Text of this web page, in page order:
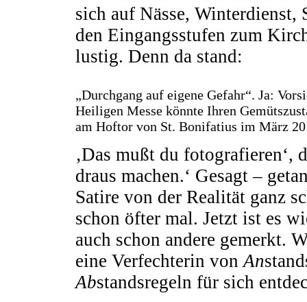
sich auf Nässe, Winterdienst,
den Eingangsstufen zum
lustig. Denn da stand:
„Durchgang auf eigene Gefahr“. Ja:
Heiligen Messe könnte Ihren
am Hoftor von St. Bonifatius im März
‚Das mußt du fotografieren‘,
draus machen.‘ Gesagt –
Satire von der Realität ganz
schon öfter mal. Jetzt ist es
auch schon andere gemerkt.
eine Verfechterin vonAn
Abstandsregeln für sich